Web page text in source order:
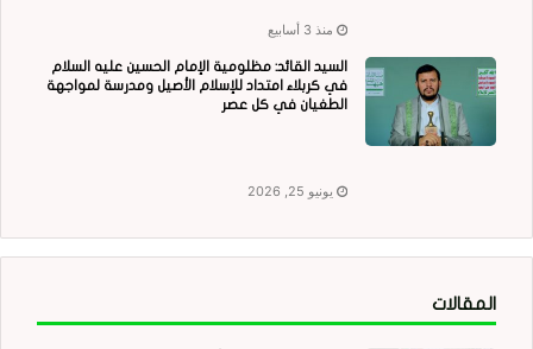
منذ 3 أسابيع
السيد القائد: مظلومية الإمام الحسين عليه السلام
في كربلاء امتداد للإسلام الأصيل ومدرسة لمواجهة
الطغيان في كل عصر
يونيو 25, 2026
المقالات